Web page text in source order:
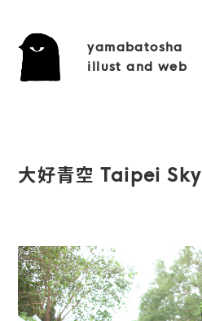
yamabatosha
illust and web
大好青空 Taipei Sky